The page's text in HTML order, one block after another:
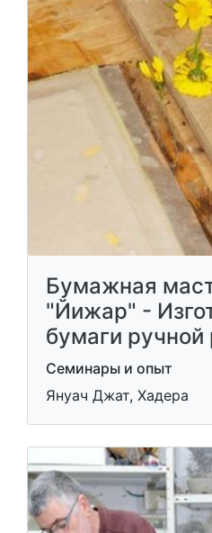
Бумажная
"Йижар" -
бумаги ручной
Семинары и опыт
Януач Джат, Хадера